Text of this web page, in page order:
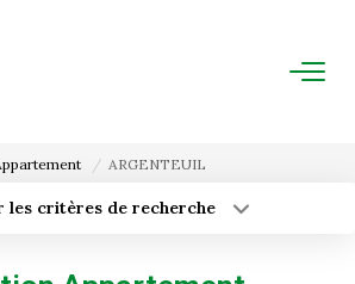
ESTIMATION
FAIRE GÉRER
ARGENTEUIL
les critères de recherche